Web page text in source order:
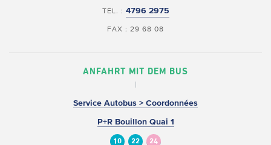
TEL. : 4796 2975
FAX : 29 68 08
ANFAHRT MIT DEM BUS
Service Autobus > Coordonnées
P+R Bouillon Quai 1
10 22 24